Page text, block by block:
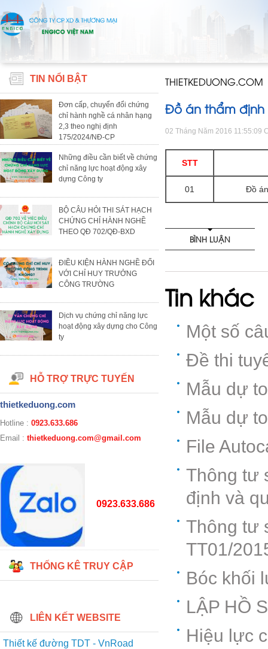
TIN NỔI BẬT
Đơn cấp, chuyển đổi chứng
chỉ hành nghề cá nhân hạng
2,3 theo nghị định
175/2024/NĐ-CP
Những điều cần biết về chứng
chỉ năng lực hoạt động xây
dựng Công ty
BỘ CÂU HỎI THI SÁT HẠCH
CHỨNG CHỈ HÀNH NGHỀ
THEO QĐ 702/QĐ-BXD
ĐIỀU KIỆN HÀNH NGHỀ ĐỐI
VỚI CHỈ HUY TRƯỞNG
CÔNG TRƯỜNG
Dịch vụ chứng chỉ năng lực
hoạt động xây dựng cho Công
ty
HỖ TRỢ TRỰC TUYẾN
thietkeduong.com
Hotline : 0923.633.686
Email : thietkeduong.com@gmail.com
0923.633.686
THỐNG KÊ TRUY CẬP
LIÊN KẾT WEBSITE
Thiết kế đường TDT - VnRoad
THIETKEDUONG.COM
Đồ án thẩm
02 Tháng Năm 2016 11:55:09
STT
01 Đồ
BÌNH LUẬN
Tin khác
Một số
Đề thi
Mẫu dự
Mẫu dự
File
Thông tư
định và
Thông tư
TT01/
Bóc khối
LẬP HỒ
Hiệu lực